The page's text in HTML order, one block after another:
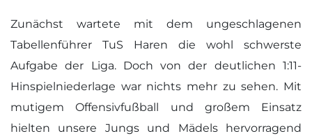
Zunächst wartete mit dem ungeschlagenen
Tabellenführer TuS Haren die wohl schwerste
Aufgabe der Liga. Doch von der deutlichen 1:11-
Hinspielniederlage war nichts mehr zu sehen. Mit
mutigem Offensivfußball und großem Einsatz
hielten unsere Jungs und Mädels hervorragend